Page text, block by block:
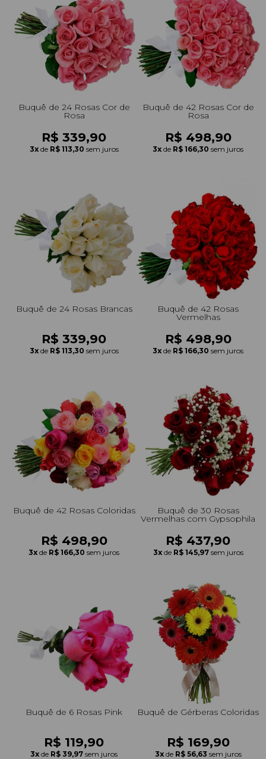
+Presentes com Flores
+Presentes por Ocasião
+Presentes para Família
+Presentes para Todos
+Tipo de Cesta
+Tipos de Buquês
+Tipos de Arranjos
+Tipos de Flores
+Por Cores
+Cidades do Sul
+Cidades do Sudeste
+Cidades do Norte
+Cidades do Nordeste
Buquê de 24 Rosas Cor de
Rosa
R$ 339,90
3x de R$ 113,30 sem juros
Buquê de 42 Rosas Cor de
Rosa
R$ 498,90
3x de R$ 166,30 sem juros
Buquê de 24 Rosas Brancas
R$ 339,90
3x de R$ 113,30 sem juros
Buquê de 42 Rosas
Vermelhas
R$ 498,90
3x de R$ 166,30 sem juros
Buquê de 42 Rosas Coloridas
R$ 498,90
3x de R$ 166,30 sem juros
Buquê de 30 Rosas
Vermelhas com Gypsophila
R$ 437,90
3x de R$ 145,97 sem juros
Buquê de 6 Rosas Pink
R$ 119,90
3x de R$ 39,97 sem juros
Buquê de Gérberas Coloridas
R$ 169,90
3x de R$ 56,63 sem juros